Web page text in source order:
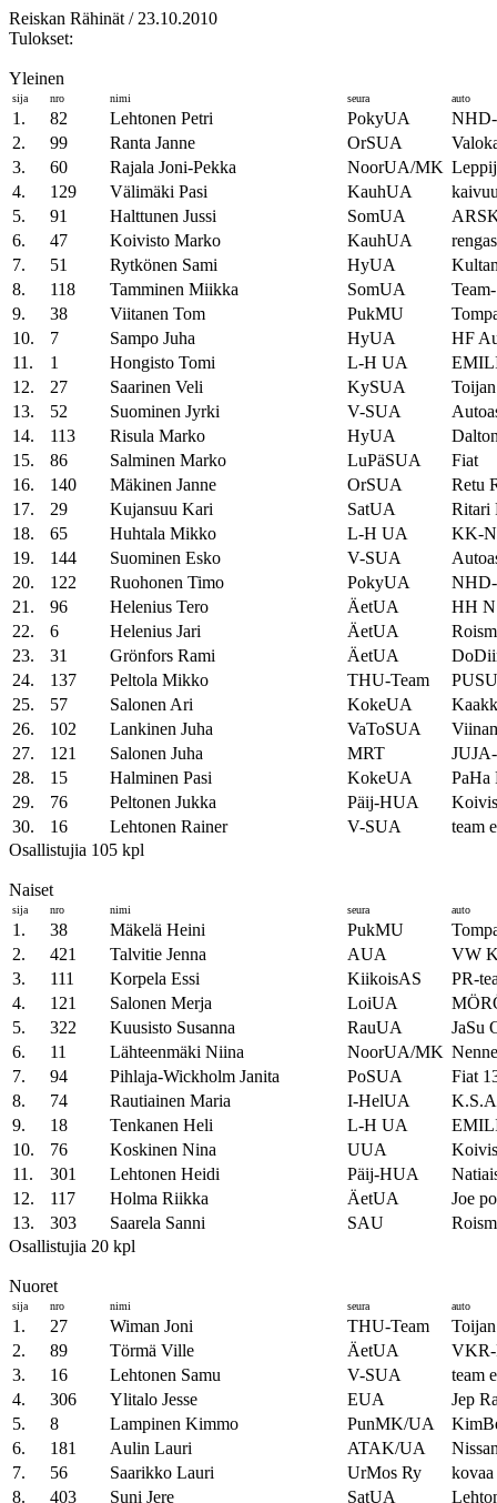
Reiskan Rähinät / 23.10.2010
Tulokset:
Yleinen
sija nro nimi seura auto
1. 82 Lehtonen Petri PokyUA
NHD-
2.
99 Ranta Janne OrSUA
3.
60 Rajala Joni-Pekka NoorUA/MK
4.
129 Välimäki Pasi KauhUA
5.
91 Halttunen Jussi SomUA
6.
47 Koivisto Marko KauhUA
7.
51 Rytkönen Sami HyUA
8.
118 Tamminen Miikka SomUA
9.
38 Viitanen Tom PukMU
10.
7 Sampo Juha HyUA
HF
11.
1 Hongisto Tomi L-H UA
12.
27 Saarinen Veli KySUA
13.
52 Suominen Jyrki V-SUA
14.
113 Risula Marko HyUA
15.
86 Salminen Marko LuPäSUA
Fiat
16.
140 Mäkinen Janne OrSUA
Retu
17.
29 Kujansuu Kari SatUA
Ritari
18.
65 Huhtala Mikko L-H UA
KK-
19.
144 Suominen Esko V-SUA
20.
122 Ruohonen Timo PokyUA
21.
96 Helenius Tero ÄetUA
HH
22.
6 Helenius Jari ÄetUA
23.
31 Grönfors Rami ÄetUA
24.
137 Peltola Mikko THU-Team
25.
57 Salonen Ari KokeUA
26.
102 Lankinen Juha VaToSUA
27.
121 Salonen Juha MRT
28.
15 Halminen Pasi KokeUA
PaHa
29.
76 Peltonen Jukka Päij-HUA
30.
16 Lehtonen Rainer V-SUA
team
Osallistujia 105 kpl
Naiset
sija nro nimi seura auto
1. 38 Mäkelä Heini PukMU
2.
421 Talvitie Jenna AUA
VW
3.
111 Korpela Essi KiikoisAS
PR-
4.
121 Salonen Merja LoiUA
5.
322 Kuusisto Susanna RauUA
JaSu
6.
11 Lähteenmäki Niina NoorUA/MK
7.
94 Pihlaja-Wickholm Janita PoSUA
Fiat
8.
74 Rautiainen Maria I-HelUA
9.
18 Tenkanen Heli L-H UA
10.
76 Koskinen Nina UUA
11.
301 Lehtonen Heidi Päij-HUA
12.
117 Holma Riikka ÄetUA
Joe
13.
303 Saarela Sanni SAU
Osallistujia 20 kpl
Nuoret
sija nro nimi seura auto
1. 27 Wiman Joni THU-Team
2.
89 Törmä Ville ÄetUA
3.
16 Lehtonen Samu V-SUA
team
4.
306 Ylitalo Jesse EUA
Jep
5.
8 Lampinen Kimmo PunMK/UA
6.
181 Aulin Lauri ATAK/UA
7.
56 Saarikko Lauri UrMos Ry
8.
403 Suni Jere SatUA